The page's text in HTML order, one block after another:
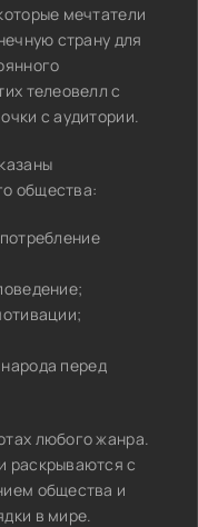
мечтатели
страну для
телеовелл с
с аудитории.
общества:
перед
любого жанра.
раскрываются с
общества и
в мире.